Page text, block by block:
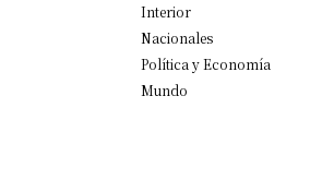
Interior
Nacionales
Política y Economía
Mundo